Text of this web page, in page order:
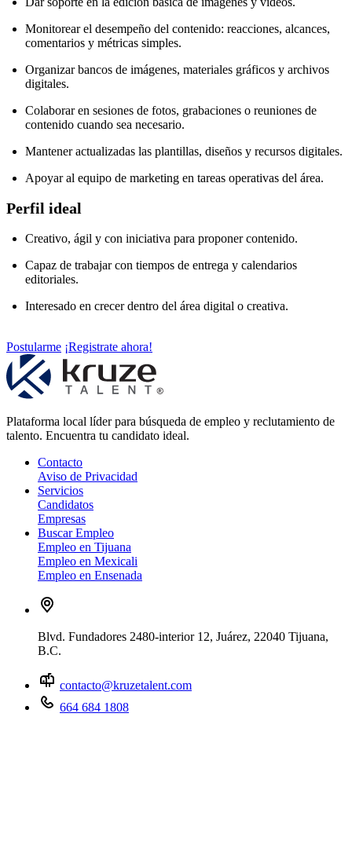
Monitorear el desempeño del contenido: reacciones, alcances,
comentarios y métricas simples.
Organizar bancos de imágenes, materiales gráficos y archivos
digitales.
Colaborar en sesiones de fotos, grabaciones o reuniones de
contenido cuando sea necesario.
Mantener actualizadas las plantillas, diseños y recursos digitales.
Apoyar al equipo de marketing en tareas operativas del área.
Perfil ideal
Creativo, ágil y con iniciativa para proponer contenido.
Capaz de trabajar con tiempos de entrega y calendarios
editoriales.
Interesado en crecer dentro del área digital o creativa.
Postularme ¡Registrate ahora!
Plataforma local líder para búsqueda de empleo y reclutamiento de
talento. Encuentra tu candidato ideal.
Contacto
Aviso de Privacidad
Servicios
Candidatos
Empresas
Buscar Empleo
Empleo en Tijuana
Empleo en Mexicali
Empleo en Ensenada
Blvd. Fundadores 2480-interior 12, Juárez, 22040 Tijuana,
B.C.
contacto@kruzetalent.com
664 684 1808